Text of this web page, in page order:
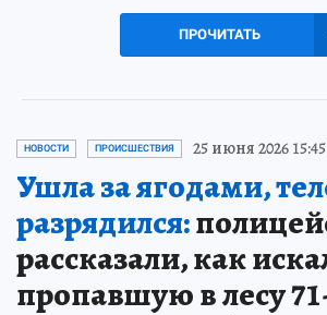
ПРОЧИТАТЬ
НОВОСТИ ПРОИСШЕСТВИЯ 25 июня 2026 15:45
Ушла за ягодами,
разрядился:
рассказали, как
пропавшую в лесу